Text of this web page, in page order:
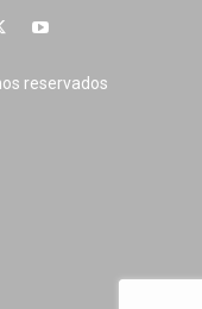
reservados